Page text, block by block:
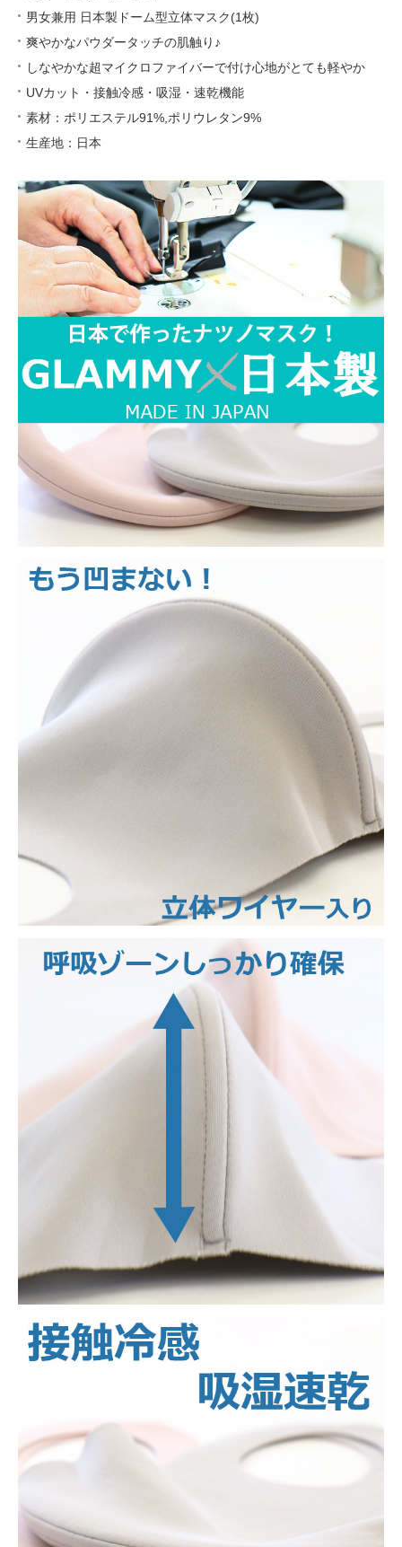
男女兼用 日本製ドーム型立体マスク(1枚)
爽やかなパウダータッチの肌触り♪
しなやかな超マイクロファイバーで付け心地がとても軽やか
UVカット・接触冷感・吸湿・速乾機能
素材：ポリエステル91%,ポリウレタン9%
生産地：日本